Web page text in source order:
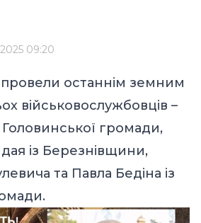
09:20
останнім земним
військовослужбовців –
громади,
із Березнівщини,
та Павла Бедіна із